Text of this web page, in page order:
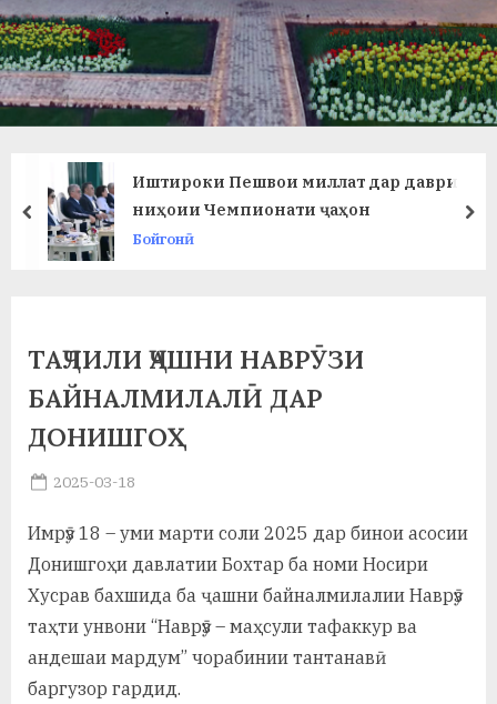
в
л
а
т
и
а
н
о
Иштироки Пешвои миллат дар даври
ниҳоии Чемпионати ҷаҳон
Бойгонӣ
prev
ТАҶЛИЛИ ҶАШНИ НАВРӮЗИ
БАЙНАЛМИЛАЛӢ ДАР
ДОНИШГОҲ
Posted
2025-03-18
Имрӯз 18 – уми марти соли 2025 дар бинои асосии
Донишгоҳи давлатии Бохтар ба номи Носири
Хусрав бахшида ба ҷашни байналмилалии Наврӯз
таҳти унвони “Наврӯз – маҳсули тафаккур ва
андешаи мардум” чорабинии тантанавӣ
баргузор гардид.